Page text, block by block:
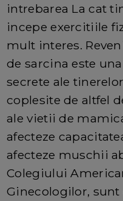
intrebarea La cat
incepe exercitiile
mult interes.
de sarcina este
secrete ale
coplesite de altfel
ale vietii de
afecteze
afecteze muschii
Colegiului
Ginecologilor, sunt